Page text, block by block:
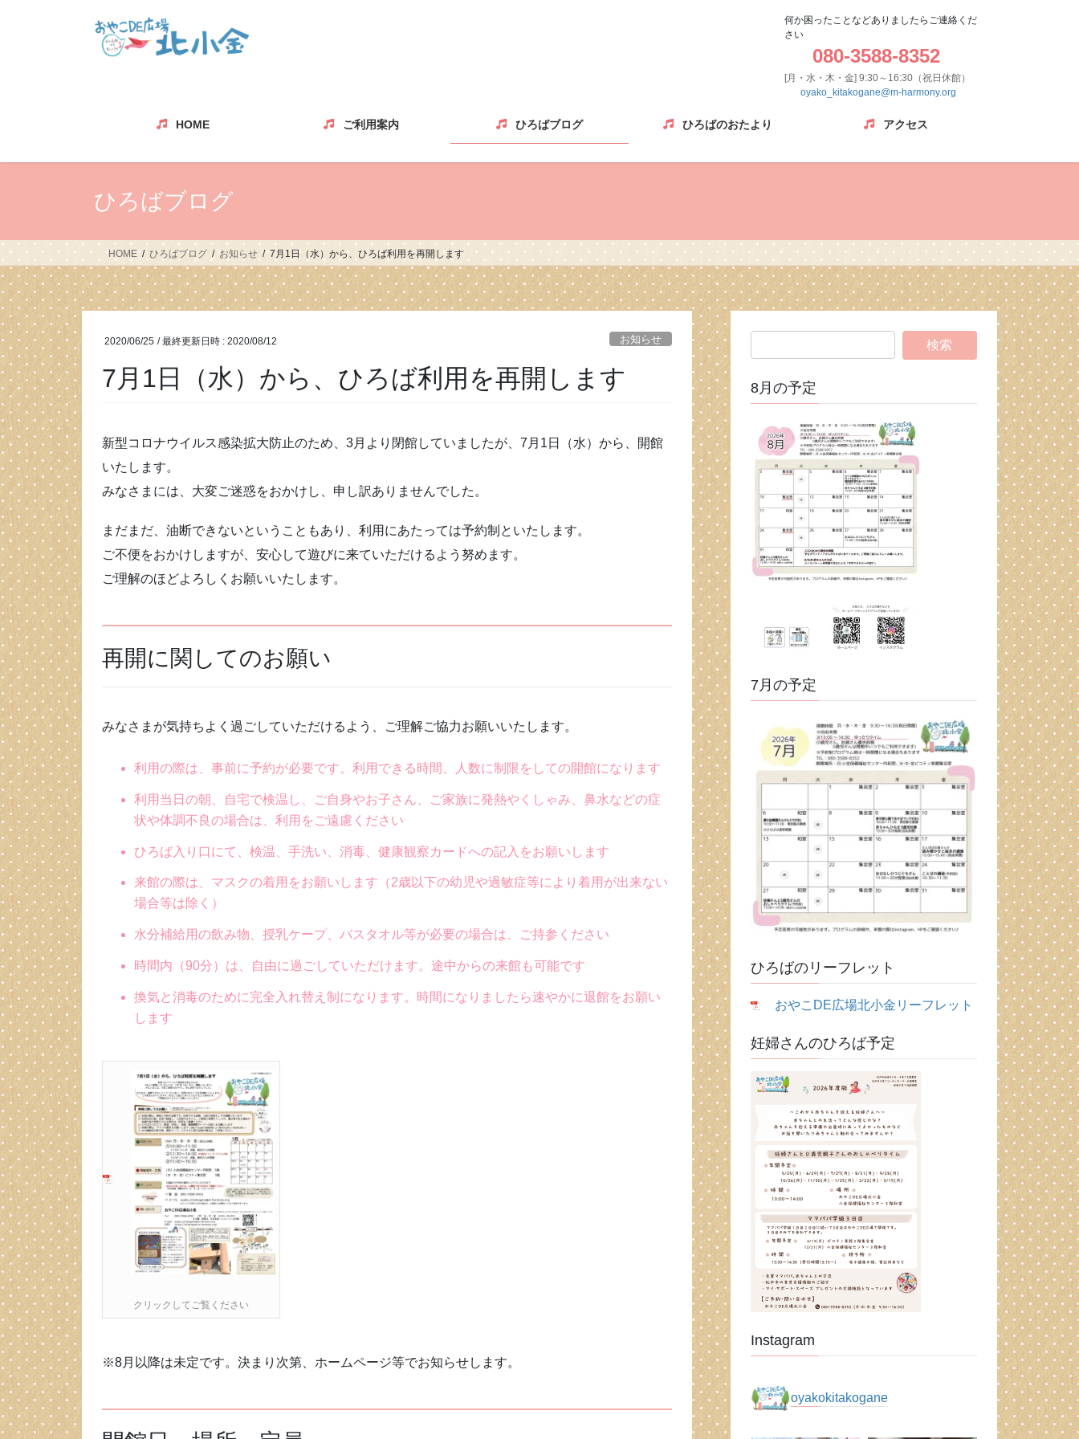
ッ
移
何か困ったことなどありましたらご連絡くだ
さい
080-3588-8352
[月・水・木・金] 9:30～16:30（祝日休館）
oyako_kitakogane@m-harmony.org
HOME ご利用案内 ひろばブログ ひろばのおたより アクセス
ひろばブログ
HOME ひろばブログ お知らせ 7月1日（水）から、ひろば利用を再開します
2020/06/25 / 最終更新日時 : 2020/08/12 お知らせ
7月1日（水）から、ひろば利用を再開します
新型コロナウイルス感染拡大防止のため、3月より閉館していましたが、7月1日（水）から、開館
いたします。
みなさまには、大変ご迷惑をおかけし、申し訳ありませんでした。
まだまだ、油断できないということもあり、利用にあたっては予約制といたします。
ご不便をおかけしますが、安心して遊びに来ていただけるよう努めます。
ご理解のほどよろしくお願いいたします。
再開に関してのお願い
みなさまが気持ちよく過ごしていただけるよう、ご理解ご協力お願いいたします。
利用の際は、事前に予約が必要です。利用できる時間、人数に制限をしての開館になります
利用当日の朝、自宅で検温し、ご自身やお子さん、ご家族に発熱やくしゃみ、鼻水などの症
状や体調不良の場合は、利用をご遠慮ください
ひろば入り口にて、検温、手洗い、消毒、健康観察カードへの記入をお願いします
来館の際は、マスクの着用をお願いします（2歳以下の幼児や過敏症等により着用が出来ない
場合等は除く）
水分補給用の飲み物、授乳ケープ、バスタオル等が必要の場合は、ご持参ください
時間内（90分）は、自由に過ごしていただけます。途中からの来館も可能です
換気と消毒のために完全入れ替え制になります。時間になりましたら速やかに退館をお願い
します
クリックしてご覧ください
※8月以降は未定です。決まり次第、ホームページ等でお知らせします。
8月の予定
7月の予定
ひろばのリーフレット
おやこDE広場北小金リーフレット
妊婦さんのひろば予定
Instagram
oyakokitakogane